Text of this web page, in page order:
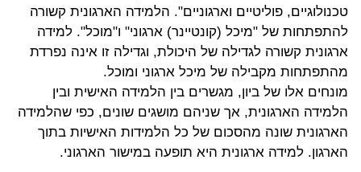
טכנולוגיים, פוליטיים וארגוניים". הלמידה הארגונית קשורה
להתפתחות של "מיכל (קונטיינר) ארגוני" ו"מוכל". למידה
ארגונית קשורה לגדילה של היכולת, וגדילה זו אינה נפרדת
מהתפתחות מקבילה של מיכל ארגוני ומוכל.
מונחים אלו של ביון, מגשרים בין הלמידה האישית ובין
הלמידה הארגונית, אך שניהם מושגים שונים, כפי שהלמידה
הארגונית שונה מהסכום של כל הלמידות האישיות בתוך
הארגון. למידה ארגונית היא תופעה במישור הארגוני.